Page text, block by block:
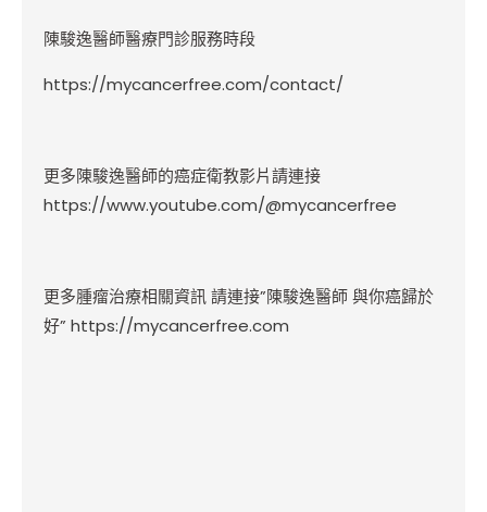
陳駿逸醫師醫療門診服務時段
https://mycancerfree.com/contact/
更多陳駿逸醫師的癌症衛教影片請連接
https://www.youtube.com/@mycancerfree
更多腫瘤治療相關資訊 請連接”陳駿逸醫師 與你癌歸於
好” https://mycancerfree.com